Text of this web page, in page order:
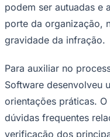
Flamengo
podem ser autuadas e
porte da organização,
gravidade da infração.
Para auxiliar no
Software desenvolveu
orientações práticas.
dúvidas frequentes
verificação dos